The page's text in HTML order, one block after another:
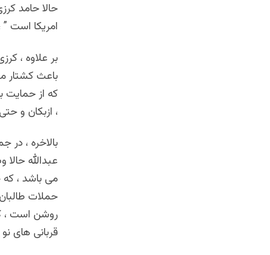
حالا حامد
امریکا است ”
بر علاوه ،
باعث کشتار
که از حمایت
، ازبکان و
بالاخره ،
عبدالله
می باشد ،
روشن است ،
قربانی های